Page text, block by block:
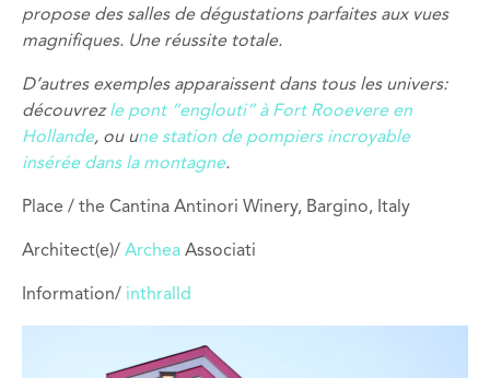
propose des salles de dégustations parfaites aux vues
magnifiques. Une réussite totale.
D’autres exemples apparaissent dans tous les univers:
découvrezle pont “englouti” à Fort Rooevere en
Hollande, ou une station de pompiers incroyable
insérée dans la montagne.
Place / the Cantina Antinori Winery, Bargino, Italy
Architect(e)/ Archea Associati
Information/ inthralld